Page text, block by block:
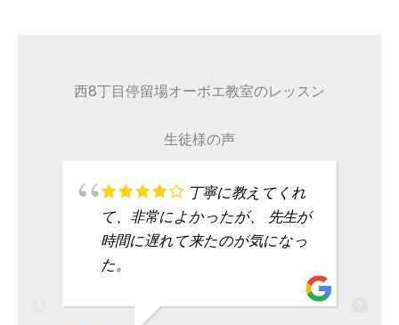
西8丁目停留場オーボエ教室のレッスン
生徒様の声
丁寧に教えてくれ
て、非常によかったが、 先生が
時間に遅れて来たのが気になっ
た。